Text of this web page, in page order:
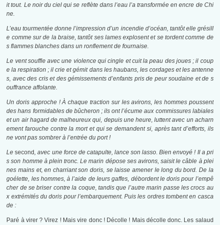
it tout. Le noir du ciel qui se reflète dans l’eau l’a transformée en encre de Chi
ne.
L’eau tourmentée donne l’impression d’un incendie d’océan, tantôt elle grésill
e comme sur de la braise, tantôt ses lames explosent et se tordent comme de
s flammes blanches dans un ronflement de fournaise.
Le vent souffle avec une violence qui cingle et cuit la peau des joues ; il coup
e la respiration ; il crie et gémit dans les haubans, les cordages et les antenne
s, avec des cris et des gémissements d’enfants pris de peur soudaine et de s
ouffrance affolante.
Un doris approche !À chaque traction sur les avirons, les hommes poussent
des hans formidables de bûcheron ; ils ont l’écume aux commissures labiales
et un air hagard de malheureux qui, depuis une heure, luttent avec un acharn
ement farouche contre la mort et qui se demandent si, après tant d’efforts, ils
ne vont pas sombrer à l’entrée du port !
Lesecond, avec une force de catapulte, lance son lasso. Bien envoyé ! Il a pri
s son homme à plein tronc. Le marin dépose ses avirons, saisit le câble à plei
nes mains et, en charriant son doris, se laisse amener le long du bord. De la
goélette, les hommes, à l’aide de leurs gaffes, débordent le doris pour l’empê
cher de se briser contre la coque, tandis que l’autre marin passe les crocs au
x extrémités du doris pour l’embarquement. Puis les ordres tombent en casca
de :
Paré à virer ? Virez ! Mais vire donc ! Décolle ! Mais décolle donc. Les salaud